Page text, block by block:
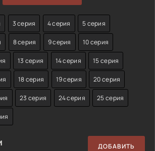
3 серия 4 серия 5 серия
8 серия 9 серия 10 серия
13 серия 14 серия 15 серия
18 серия 19 серия 20 серия
23 серия 24 серия 25 серия
ДОБАВИТЬ